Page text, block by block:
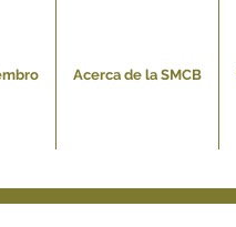
Acerca de la SMCB